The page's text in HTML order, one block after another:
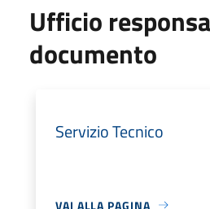
Ufficio
documento
Servizio Tecnico
VAI ALLA PAGINA